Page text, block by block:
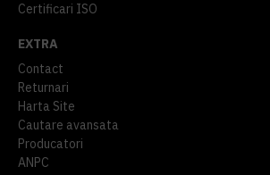
Certificari ISO
EXTRA
Contact
Returnari
Harta Site
Cautare avansata
Producatori
ANPC